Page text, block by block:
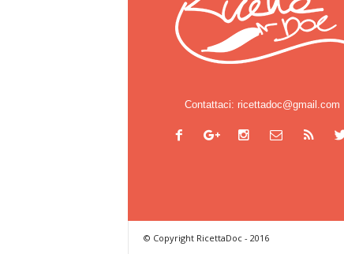
Contattaci: ricettadoc@gmail.com
© Copyright RicettaDoc - 2016